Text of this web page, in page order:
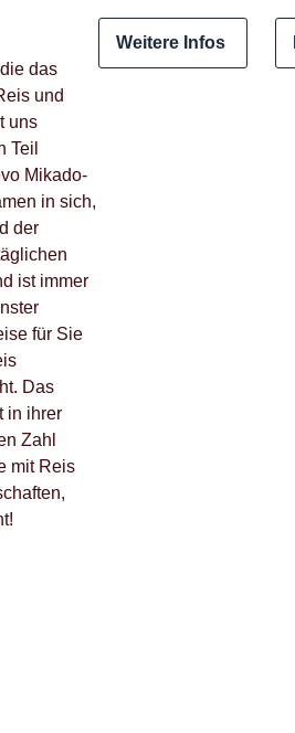
das
und
uns
Teil
Mikado-
in sich,
der
ist immer
für Sie
Das
in ihrer
Zahl
mit Reis
Weitere Infos